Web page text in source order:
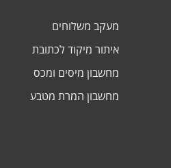
מעקב משלוחים
איתור מיקוד לכתובת
מחשבון מיסים ומכס
מחשבון המרת מטבע